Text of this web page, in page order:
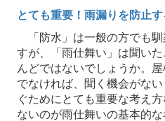
とても重要！雨漏りを防止
「防水」は一般の方でも馴
すが、「雨仕舞い」は聞い
んどではないでしょうか。
でなければ、聞く機会がな
ぐためにとても重要な考え
ないのが雨仕舞いの基本的